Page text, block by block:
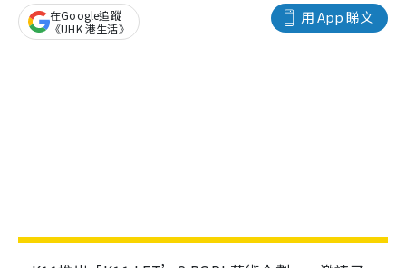
用 App 睇文
在Google追蹤
《UHK 港生活》